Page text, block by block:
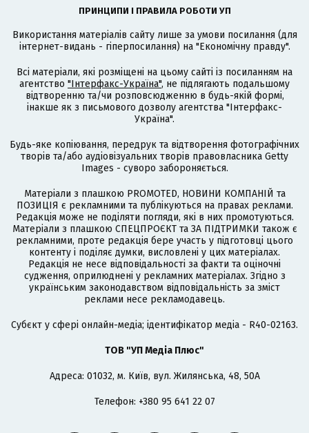
ПРИНЦИПИ І ПРАВИЛА РОБОТИ УП
Використання матеріалів сайту лише за умови посилання (для
інтернет-видань - гіперпосилання) на "Економічну правду".
Всі матеріали, які розміщені на цьому сайті із посиланням на
агентство "Інтерфакс-Україна", не підлягають подальшому
відтворенню та/чи розповсюдженню в будь-якій формі,
інакше як з письмового дозволу агентства "Інтерфакс-
Україна".
Будь-яке копіювання, передрук та відтворення фотографічних
творів та/або аудіовізуальних творів правовласника Getty
Images - суворо забороняється.
Матеріали з плашкою PROMOTED, НОВИНИ КОМПАНІЙ та
ПОЗИЦІЯ є рекламними та публікуються на правах реклами.
Редакція може не поділяти погляди, які в них промотуються.
Матеріали з плашкою СПЕЦПРОЄКТ та ЗА ПІДТРИМКИ також є
рекламними, проте редакція бере участь у підготовці цього
контенту і поділяє думки, висловлені у цих матеріалах.
Редакція не несе відповідальності за факти та оціночні
судження, оприлюднені у рекламних матеріалах. Згідно з
українським законодавством відповідальність за зміст
реклами несе рекламодавець.
Cубєкт у сфері онлайн-медіа; ідентифікатор медіа - R40-02163.
ТОВ "УП Медіа Плюс"
Адреса: 01032, м. Київ, вул. Жилянська, 48, 50А
Телефон: +380 95 641 22 07